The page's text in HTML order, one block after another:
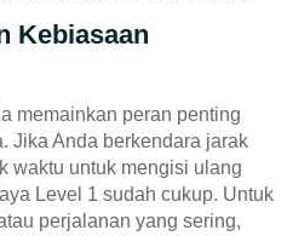
Kebiasaan
memainkan peran penting
Jika Anda berkendara jarak
waktu untuk mengisi ulang
Level 1 sudah cukup. Untuk
perjalanan yang sering,